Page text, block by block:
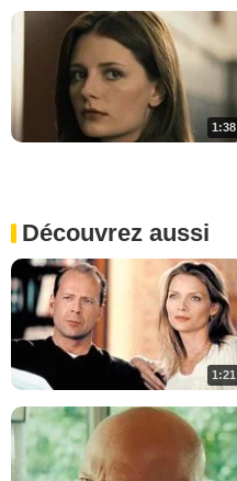
1:38
Découvrez aussi
1:21